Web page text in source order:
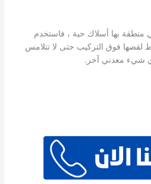
منطقة بها أسلاك حية ، فاستخدم
لقصها فوق التركيب حتى لا تتلامس
شيء معدني آخر.